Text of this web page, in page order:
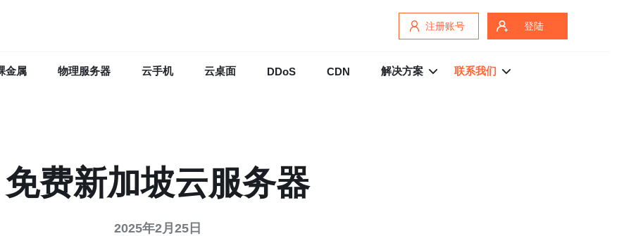
注册账号 登陆
金属 物理服务器 云手机 云桌面 DDoS CDN 解决方案 联系我们
免费新加坡云服务器
2025年2月25日